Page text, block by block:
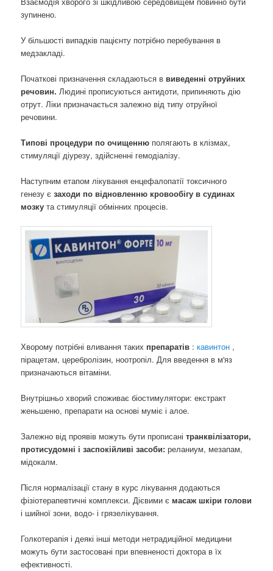
зупинено.
У більшості випадків пацієнту потрібно перебування в
медзакладі.
Початкові призначення складаються в виведенні отруйних
речовин.Людині прописуються антидоти, припиняють дію
отрут. Ліки призначається залежно від типу отруйної
речовини.
Типові процедури по очищенню полягають в клізмах,
стимуляції діурезу, здійсненні гемодіалізу.
Наступним етапом лікування енцефалопатії токсичного
генезу єзаходи по відновленню кровообігу в судинах
мозкута стимуляції обмінних процесів.
Хворому потрібні вливання таких препаратів :кавинтон ,
пірацетам, церебролізин, ноотропіл. Для введення в м'яз
призначаються вітаміни.
Внутрішньо хворий споживає біостимулятори: екстракт
женьшеню, препарати на основі муміє і алое.
Залежно від проявів можуть бути прописанітранквілізатори,
протисудомні і заспокійливі засоби:реланиум, мезапам,
мідокалм.
Після нормалізації стану в курс лікування додаються
фізіотерапевтичні комплекси. Дієвими є масаж шкіри голови
і шийної зони, водо- і грязелікування.
Голкотерапія і деякі інші методи нетрадиційної медицини
можуть бути застосовані при впевненості доктора в їх
ефективності.